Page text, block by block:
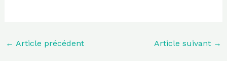
← Article précédent Article suivant →